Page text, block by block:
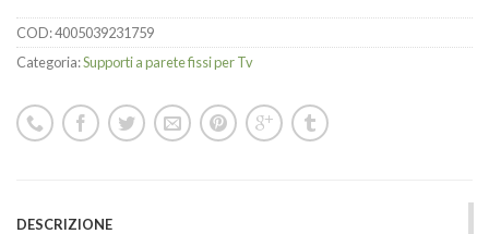
COD:4005039231759
Categoria:Supporti a parete fissi per Tv
DESCRIZIONE